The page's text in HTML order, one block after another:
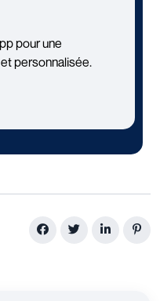
pour une
personnalisée.